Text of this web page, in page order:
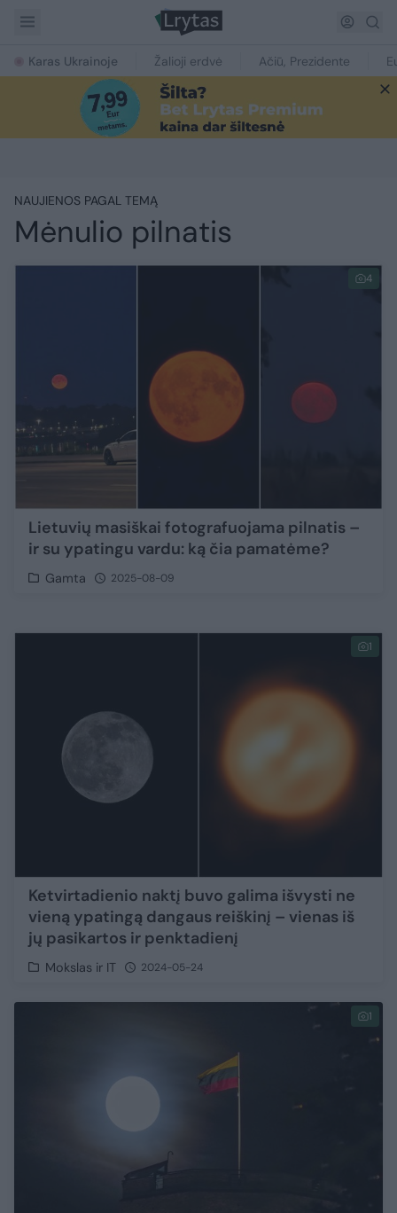
Karas Ukrainoje Žalioji erdvė Ačiū, Prezidente
NAUJIENOS PAGAL TEMĄ
Mėnulio pilnatis
4
Lietuvių masiškai fotografuojama pilnatis –
ir su ypatingu vardu: ką čia pamatėme?
Gamta 2025-08-09
1
Ketvirtadienio naktį buvo galima išvysti ne
vieną ypatingą dangaus reiškinį – vienas iš
jų pasikartos ir penktadienį
Mokslas ir IT 2024-05-24
1